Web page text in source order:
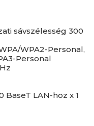
sávszélesség 300
WPA2-Personal,
Personal
BaseT LAN-hoz x 1